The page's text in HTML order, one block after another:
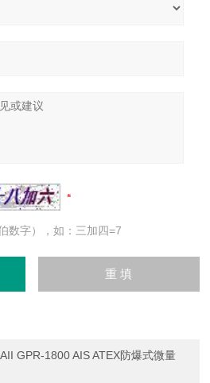
数字），如：三加四=7
GPR-1800 AIS ATEX防爆式微量